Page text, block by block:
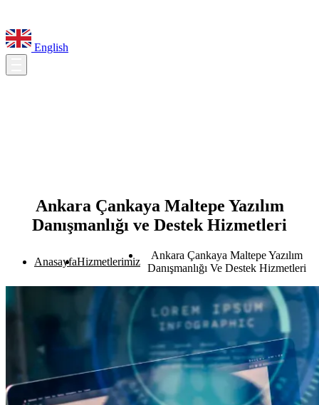
English
Ankara Çankaya Maltepe Yazılım
Danışmanlığı ve Destek Hizmetleri
AnasayfaHizmetlerimiz
Ankara Çankaya Maltepe Yazılım
Danışmanlığı Ve Destek Hizmetleri